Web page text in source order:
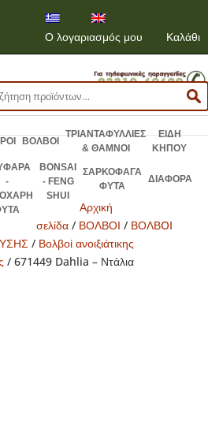
Ο λογαριασμός μου
Καλάθι
ΒΟΛΒΟΙ
ΤΡΙΑΝΤΑΦΥΛΛΙΕΣ
& ΘΑΜΝΟΙ
ΕΙΔΗ
ΚΗΠΟΥ
-
BONSAI
- FENG
SHUI
ΣΑΡΚΟΦΑΓΑ
ΦΥΤΑ
ΔΙΑΦΟΡΑ
Αρχική
σελίδα / ΒΟΛΒΟΙ / ΒΟΛΒOI
/ Βολβοί ανοιξιάτικης
/ 671449 Dahlia – Ντάλια